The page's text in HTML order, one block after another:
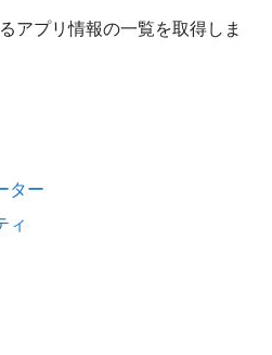
アプリ情報の一覧を取得しま
ター
ィ